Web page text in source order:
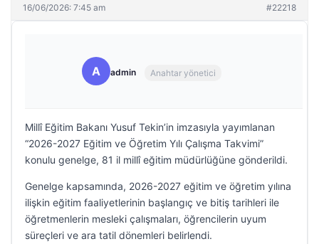
16/06/2026: 7:45 am #22218
A admin Anahtar yönetici
Millî Eğitim Bakanı Yusuf Tekin’in imzasıyla yayımlanan
“2026-2027 Eğitim ve Öğretim Yılı Çalışma Takvimi”
konulu genelge, 81 il millî eğitim müdürlüğüne gönderildi.
Genelge kapsamında, 2026-2027 eğitim ve öğretim yılına
ilişkin eğitim faaliyetlerinin başlangıç ve bitiş tarihleri ile
öğretmenlerin mesleki çalışmaları, öğrencilerin uyum
süreçleri ve ara tatil dönemleri belirlendi.